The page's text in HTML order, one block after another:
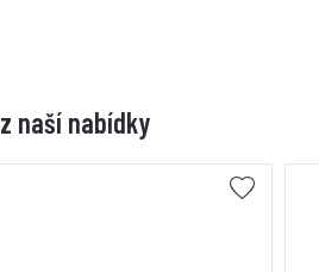
naší nabídky